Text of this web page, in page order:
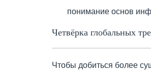
понимание основ
Четвёрка глобальных
Чтобы добиться более